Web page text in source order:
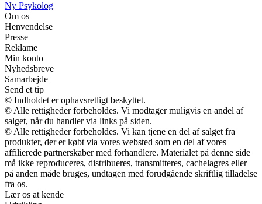
Ny Psykolog
Om os
Henvendelse
Presse
Reklame
Min konto
Nyhedsbreve
Samarbejde
Send et tip
© Indholdet er ophavsretligt beskyttet.
© Alle rettigheder forbeholdes. Vi modtager muligvis en andel af
salget, når du handler via links på siden.
© Alle rettigheder forbeholdes. Vi kan tjene en del af salget fra
produkter, der er købt via vores websted som en del af vores
affilierede partnerskaber med forhandlere. Materialet på denne side
må ikke reproduceres, distribueres, transmitteres, cachelagres eller
på anden måde bruges, undtagen med forudgående skriftlig tilladelse
fra os.
Lær os at kende